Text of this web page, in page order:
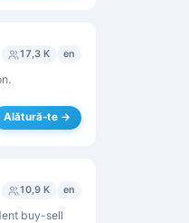
17,3 K en
Alătură-te →
10,9 K en
buy-sell